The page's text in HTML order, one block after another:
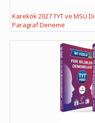
Karekök 2027 TYT ve MSÜ
Paragraf Deneme